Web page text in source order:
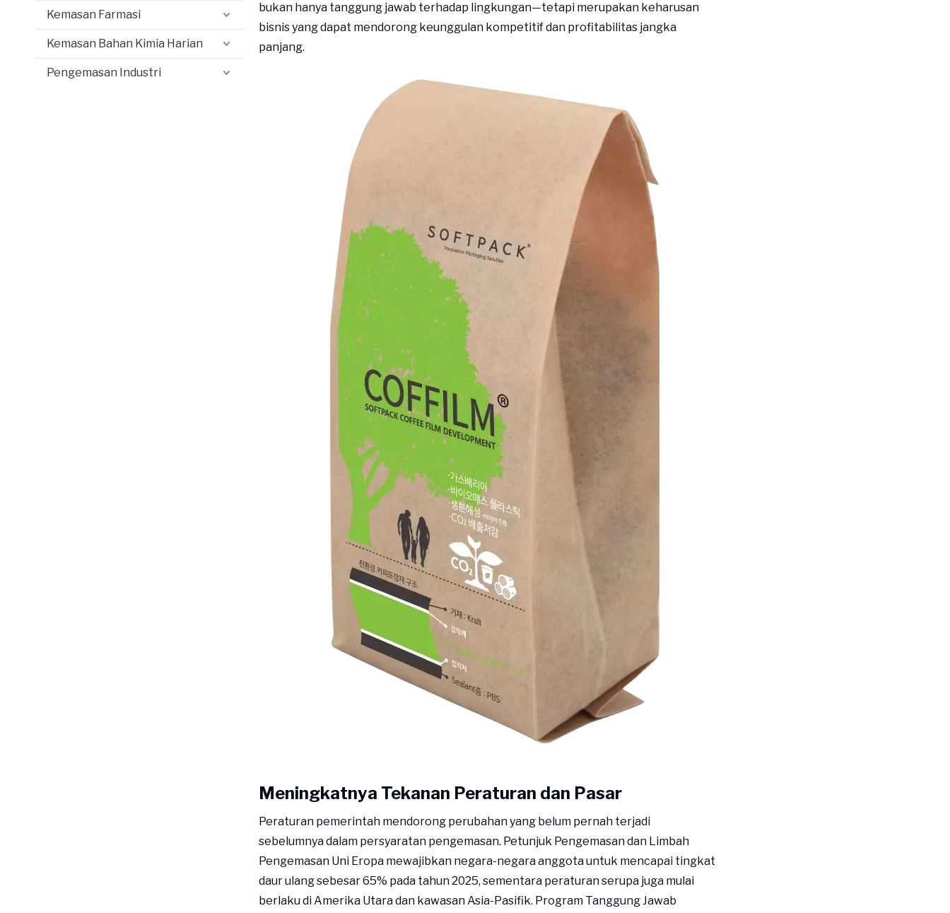
Kemasan Farmasi
Kemasan Bahan Kimia Harian
Pengemasan Industri
bukan hanya tanggung jawab terhadap lingkungan—tetapi merupakan keharusan
bisnis yang dapat mendorong keunggulan kompetitif dan profitabilitas jangka
panjang.
Meningkatnya Tekanan Peraturan dan Pasar
Peraturan pemerintah mendorong perubahan yang belum pernah terjadi
sebelumnya dalam persyaratan pengemasan. Petunjuk Pengemasan dan Limbah
Pengemasan Uni Eropa mewajibkan negara-negara anggota untuk mencapai tingkat
daur ulang sebesar 65% pada tahun 2025, sementara peraturan serupa juga mulai
berlaku di Amerika Utara dan kawasan Asia-Pasifik. Program Tanggung Jawab